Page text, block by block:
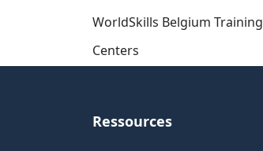
WorldSkills Belgium Training
Centers
Ressources